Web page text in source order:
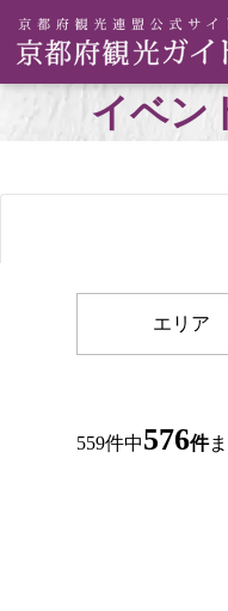
イベン
エリア
559件中576件